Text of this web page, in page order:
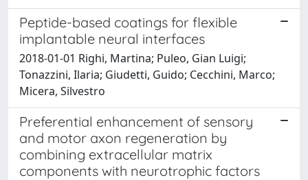
Peptide-based coatings for flexible
implantable neural interfaces
2018-01-01 Righi, Martina; Puleo, Gian Luigi;
Tonazzini, Ilaria; Giudetti, Guido; Cecchini, Marco;
Micera, Silvestro
Preferential enhancement of sensory
and motor axon regeneration by
combining extracellular matrix
components with neurotrophic factors